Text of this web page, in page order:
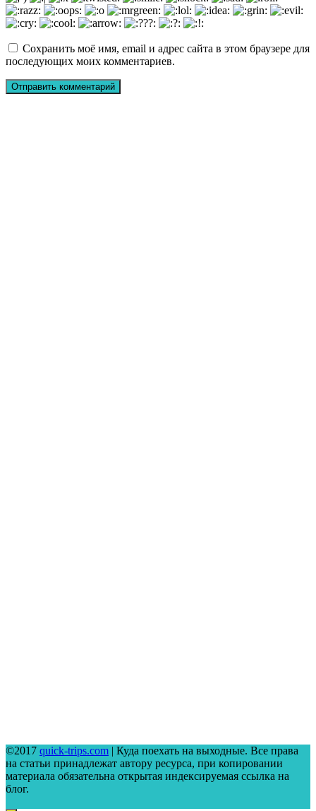
Сохранить моё имя, email и адрес сайта в этом браузере для
последующих моих комментариев.
©2017 quick-trips.com | Куда поехать на выходные. Все права
на статьи принадлежат автору ресурса, при копировании
материала обязательна открытая индексируемая ссылка на
блог.